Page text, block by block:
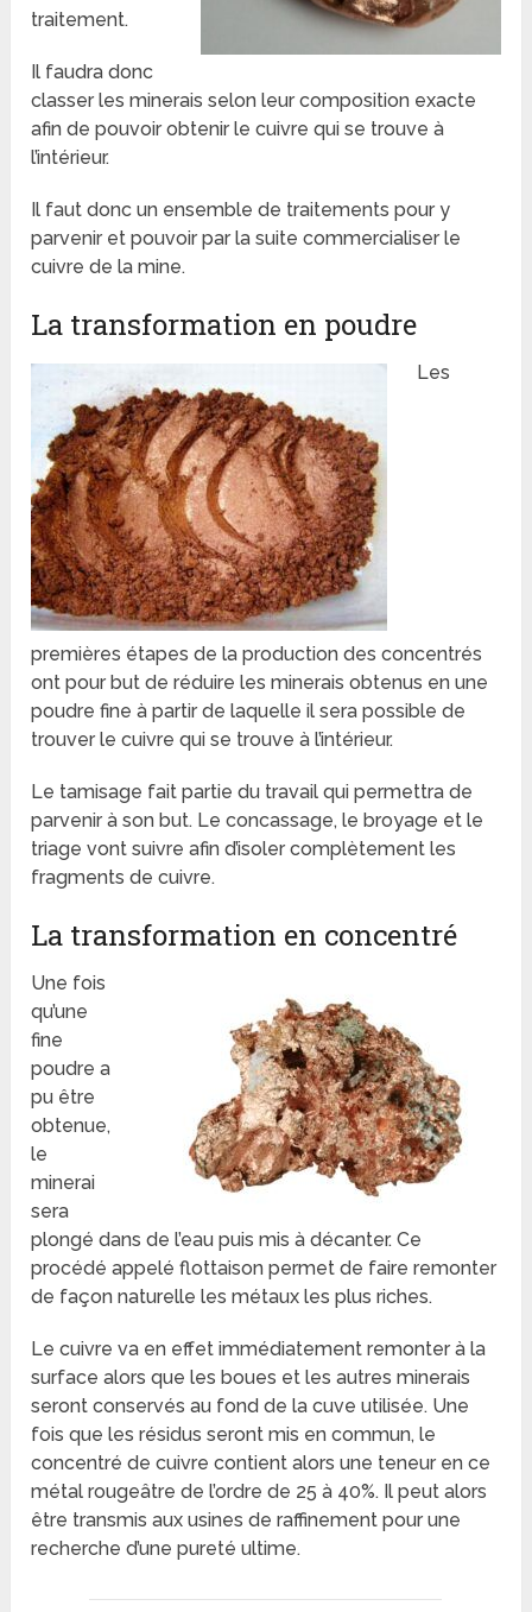
traitement.
Il faudra donc
classer les minerais selon leur composition exacte
afin de pouvoir obtenir le cuivre qui se trouve à
l’intérieur.
Il faut donc un ensemble de traitements pour y
parvenir et pouvoir par la suite commercialiser le
cuivre de la mine.
La transformation en poudre
Les
premières étapes de la production des concentrés
ont pour but de réduire les minerais obtenus en une
poudre fine à partir de laquelle il sera possible de
trouver le cuivre qui se trouve à l’intérieur.
Le tamisage fait partie du travail qui permettra de
parvenir à son but. Le concassage, le broyage et le
triage vont suivre afin d’isoler complètement les
fragments de cuivre.
La transformation en concentré
Une fois
qu’une
fine
poudre a
pu être
obtenue,
le
minerai
sera
plongé dans de l’eau puis mis à décanter. Ce
procédé appelé flottaison permet de faire remonter
de façon naturelle les métaux les plus riches.
Le cuivre va en effet immédiatement remonter à la
surface alors que les boues et les autres minerais
seront conservés au fond de la cuve utilisée. Une
fois que les résidus seront mis en commun, le
concentré de cuivre contient alors une teneur en ce
métal rougeâtre de l’ordre de 25 à 40%. Il peut alors
être transmis aux usines de raffinement pour une
recherche d’une pureté ultime.